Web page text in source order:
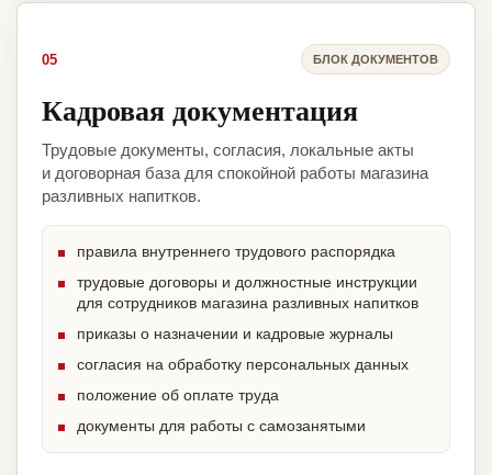
05 БЛОК ДОКУМЕНТОВ
Кадровая документация
Трудовые документы, согласия, локальные акты
и договорная база для спокойной работы магазина
разливных напитков.
правила внутреннего трудового распорядка
трудовые договоры и должностные инструкции
для сотрудников магазина разливных напитков
приказы о назначении и кадровые журналы
согласия на обработку персональных данных
положение об оплате труда
документы для работы с самозанятыми